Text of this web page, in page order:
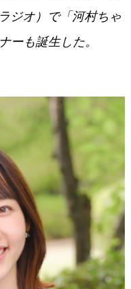
ジオ）で「河村ちゃ
ーも誕生した。